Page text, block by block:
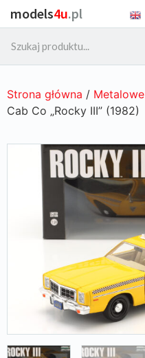
models4u.pl
Strona główna / Metalowe
Cab Co „Rocky III” (1982)